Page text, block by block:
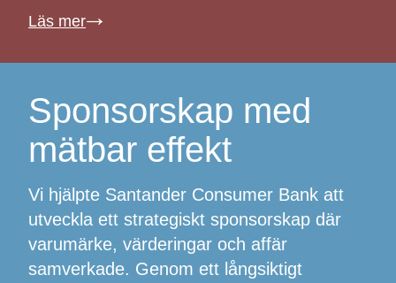
Läs mer↓
Sponsorskap med
mätbar effekt
Vi hjälpte Santander Consumer Bank att
utveckla ett strategiskt sponsorskap där
varumärke, värderingar och affär
samverkade. Genom ett långsiktigt